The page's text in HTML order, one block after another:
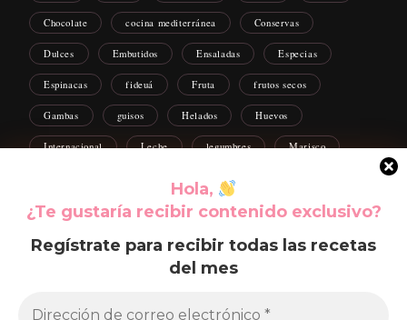
Hola,
¿Te gustaría recibir contenido exclusivo?
Regístrate para recibir todas las recetas
del mes
Chocolate cocina mediterránea Conservas
Dulces Embutidos Ensaladas Especias
Espinacas fideuá Fruta frutos secos
Gambas guisos Helados Huevos
Internacional Leche legumbres Marisco
Patatas Paté Pescados Pollo Postres
Queso salmon Salsas
Verduras